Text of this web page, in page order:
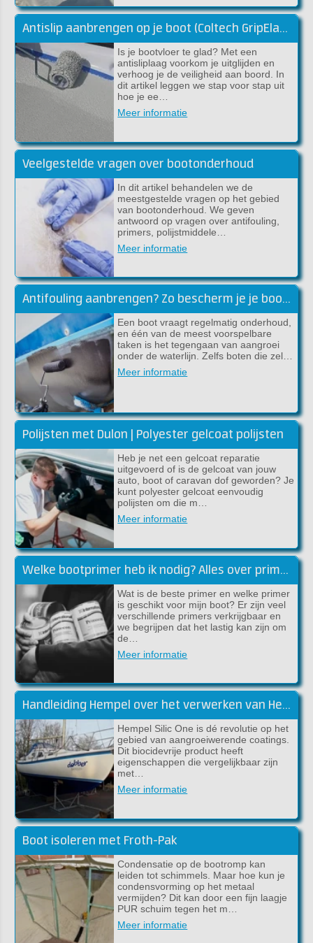
Antislip aanbrengen op je boot (Coltech GripElast)
Is je bootvloer te glad? Met een
antisliplaag voorkom je uitglijden en
verhoog je de veiligheid aan boord. In
dit artikel leggen we stap voor stap uit
hoe je ee…
Meer informatie
Veelgestelde vragen over bootonderhoud
In dit artikel behandelen we de
meestgestelde vragen op het gebied
van bootonderhoud. We geven
antwoord op vragen over antifouling,
primers, polijstmiddele…
Meer informatie
Antifouling aanbrengen? Zo bescherm je je boot tegen aangroei
Een boot vraagt regelmatig onderhoud,
en één van de meest voorspelbare
taken is het tegengaan van aangroei
onder de waterlijn. Zelfs boten die zel…
Meer informatie
Polijsten met Dulon | Polyester gelcoat polijsten
Heb je net een gelcoat reparatie
uitgevoerd of is de gelcoat van jouw
auto, boot of caravan dof geworden? Je
kunt polyester gelcoat eenvoudig
polijsten om die m…
Meer informatie
Welke bootprimer heb ik nodig? Alles over primers!
Wat is de beste primer en welke primer
is geschikt voor mijn boot? Er zijn veel
verschillende primers verkrijgbaar en
we begrijpen dat het lastig kan zijn om
de…
Meer informatie
Handleiding Hempel over het verwerken van Hempel Silic One
Hempel Silic One is dé revolutie op het
gebied van aangroeiwerende coatings.
Dit biocidevrije product heeft
eigenschappen die vergelijkbaar zijn
met…
Meer informatie
Boot isoleren met Froth-Pak
Condensatie op de bootromp kan
leiden tot schimmels. Maar hoe kun je
condensvorming op het metaal
vermijden? Dit kan door een fijn laagje
PUR schuim tegen het m…
Meer informatie